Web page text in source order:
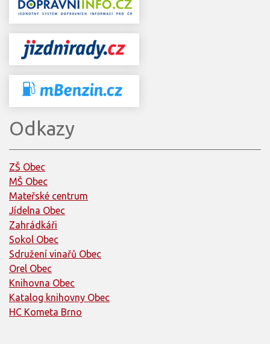
Odkazy
ZŠ Obec
MŠ Obec
Mateřské centrum
Jídelna Obec
Zahrádkáři
Sokol Obec
Sdružení vinařů Obec
Orel Obec
Knihovna Obec
Katalog knihovny Obec
HC Kometa Brno